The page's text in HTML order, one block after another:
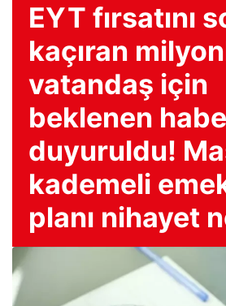
EYT fırsatını
kaçıran
vatandaş için
beklenen
duyuruldu!
kademeli
planı nihayet